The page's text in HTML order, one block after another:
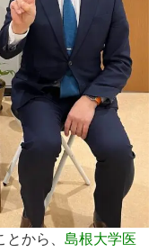
から、 島根大学医